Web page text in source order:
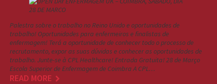
Palestra sobre o trabalho no Reino Unido e oportunidades de
trabalho! Oportunidades para enfermeiros e finalistas de
enfermagem! Terá a oportunidade de conhecer todo o processo de
recrutamento, expor as suas dúvidas e conhecer as oportunidades de
trabalho. Junte-se à CPL Healthcare! Entrada Gratuita! 28 de Março
Escola Superior de Enfermagem de Coimbra A CPL…
READ MORE